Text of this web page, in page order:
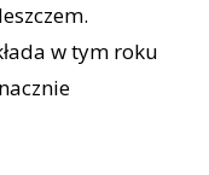
w tym roku